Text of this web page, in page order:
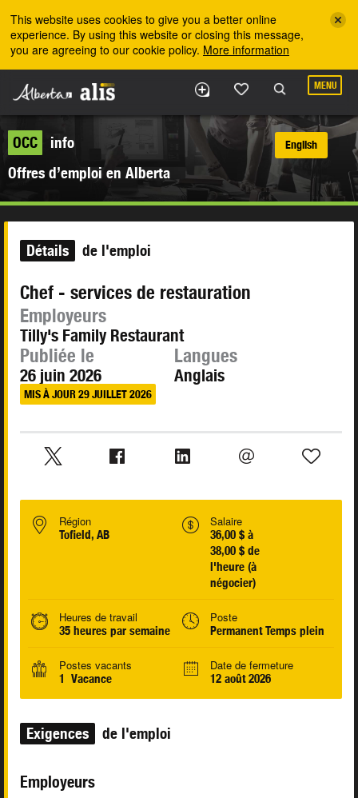
This website uses cookies to give you a better online
experience. By using this website or closing this message,
you are agreeing to our cookie policy. More information
MENU
OCC
info
Offres d’emploi en Alberta
English
Détails de l'emploi
Chef - services de restauration
Employeurs
Tilly's Family Restaurant
Publiée le
26 juin 2026
MIS À JOUR 29 JUILLET 2026
Langues
Anglais
Région
Tofield, AB
Salaire
36,00 $ à
38,00 $ de
l'heure (à
négocier)
Heures de travail
35 heures par semaine
Poste
Permanent Temps plein
Postes vacants
1 Vacance
Date de fermeture
12 août 2026
Exigences de l'emploi
Employeurs